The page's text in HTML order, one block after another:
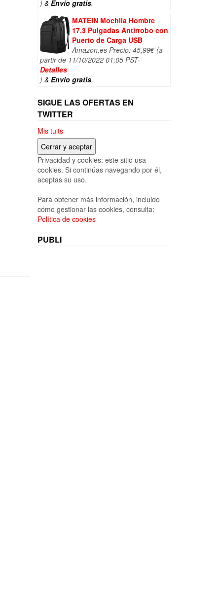
) & Envío gratis.
MATEIN Mochila Hombre
17.3 Pulgadas Antirrobo con
Puerto de Carga USB
Amazon.es Precio: 45,99€ (a
partir de 11/10/2022 01:05 PST-
Detalles
) & Envío gratis.
SIGUE LAS OFERTAS EN
TWITTER
Mis tuits
Privacidad y cookies: este sitio usa
cookies. Si continúas navegando por él,
aceptas su uso.
Para obtener más información, incluido
cómo gestionar las cookies, consulta:
Política de cookies
PUBLI